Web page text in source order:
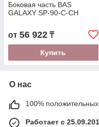
Боковая часть BAS
GALAXY SP-90-C-CH
от 56 922 ₸
Купить
О нас
100%
Работает с